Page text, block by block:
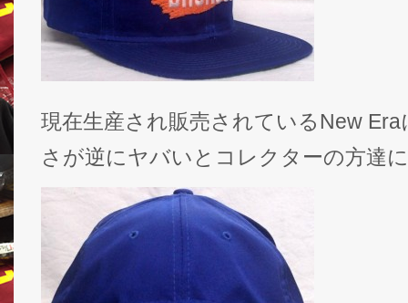
現在生産され販売されているNew
さが逆にヤバいとコレクターの方達